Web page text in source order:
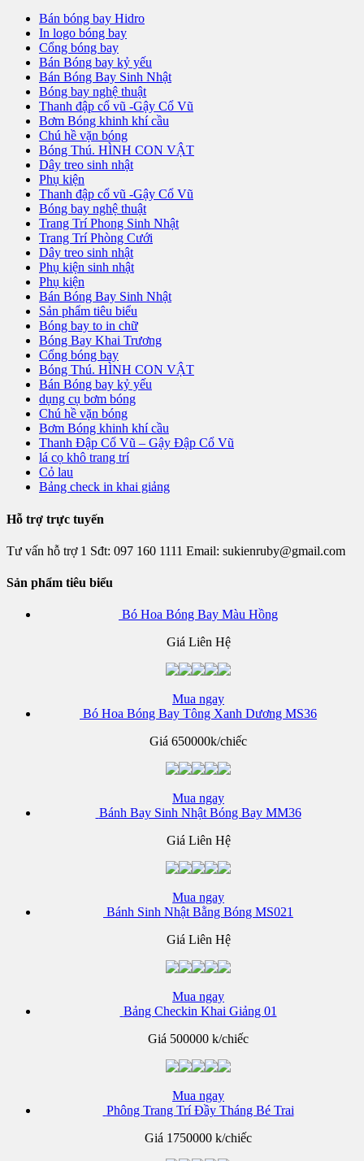
Bán bóng bay Hidro
In logo bóng bay
Cổng bóng bay
Bán Bóng bay kỷ yếu
Bán Bóng Bay Sinh Nhật
Bóng bay nghệ thuật
Thanh đập cổ vũ -Gậy Cổ Vũ
Bơm Bóng khinh khí cầu
Chú hề vặn bóng
Bóng Thú. HÌNH CON VẬT
Dây treo sinh nhật
Phụ kiện
Thanh đập cổ vũ -Gậy Cổ Vũ
Bóng bay nghệ thuật
Trang Trí Phong Sinh Nhật
Trang Trí Phòng Cưới
Dây treo sinh nhật
Phụ kiện sinh nhật
Phụ kiện
Bán Bóng Bay Sinh Nhật
Sản phẩm tiêu biểu
Bóng bay to in chữ
Bóng Bay Khai Trương
Cổng bóng bay
Bóng Thú. HÌNH CON VẬT
Bán Bóng bay kỷ yếu
dụng cụ bơm bóng
Chú hề vặn bóng
Bơm Bóng khinh khí cầu
Thanh Đập Cổ Vũ – Gậy Đập Cổ Vũ
lá cọ khô trang trí
Cỏ lau
Bảng check in khai giảng
Hỗ trợ trực tuyến
Tư vấn hỗ trợ 1 Sđt: 097 160 1111 Email: sukienruby@gmail.com
Sản phẩm tiêu biểu
Bó Hoa Bóng Bay Màu Hồng
Giá Liên Hệ
Mua ngay
Bó Hoa Bóng Bay Tông Xanh Dương MS36
Giá 650000k/chiếc
Mua ngay
Bánh Bay Sinh Nhật Bóng Bay MM36
Giá Liên Hệ
Mua ngay
Bánh Sinh Nhật Bằng Bóng MS021
Giá Liên Hệ
Mua ngay
Bảng Checkin Khai Giảng 01
Giá 500000 k/chiếc
Mua ngay
Phông Trang Trí Đầy Tháng Bé Trai
Giá 1750000 k/chiếc